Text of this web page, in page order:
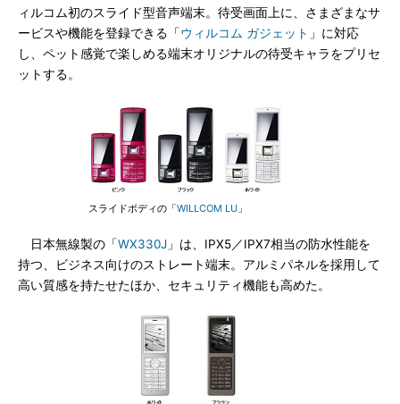
ィルコム初のスライド型音声端末。待受画面上に、さまざまなサ
ービスや機能を登録できる「ウィルコム ガジェット 」に対応
し、ペット感覚で楽しめる端末オリジナルの待受キャラをプリセ
ットする。
スライドボディの「WILLCOM LU 」
日本無線製の「WX330J 」は、IPX5／IPX7相当の防水性能を
持つ、ビジネス向けのストレート端末。アルミパネルを採用して
高い質感を持たせたほか、セキュリティ機能も高めた。